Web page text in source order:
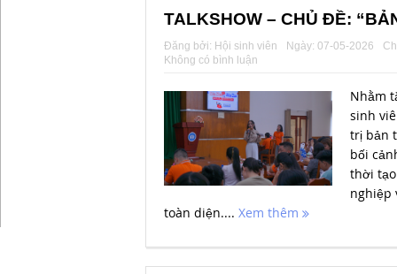
TALKSHOW – CHỦ ĐỀ:
Đăng bởi: Hội sinh viên Ngày: 07-05-2026
Không có bình luận
Nhằm
sinh
trị bản
bối
thời
nghiệp
toàn diện.... Xem thêm